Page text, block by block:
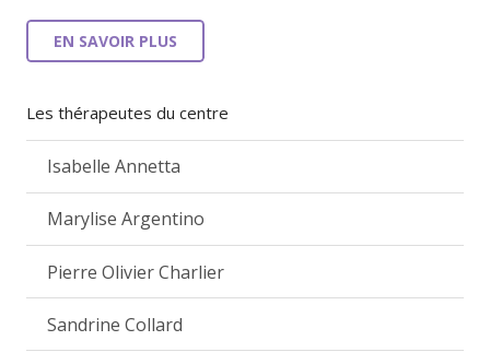
EN SAVOIR PLUS
Les thérapeutes du centre
Isabelle Annetta
Marylise Argentino
Pierre Olivier Charlier
Sandrine Collard